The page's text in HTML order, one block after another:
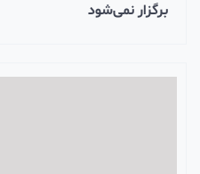
برگزار نمی‌شود